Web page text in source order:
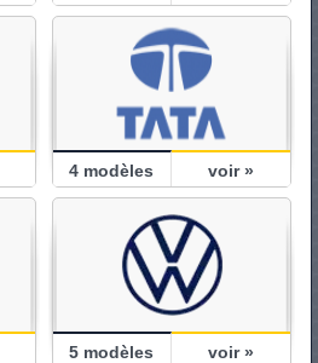
4 modèles voir »
5 modèles voir »